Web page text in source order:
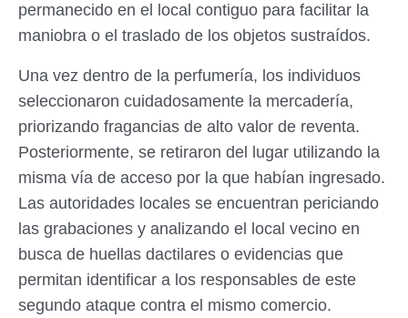
permanecido en el local contiguo para facilitar la
maniobra o el traslado de los objetos sustraídos.
Una vez dentro de la perfumería, los individuos
seleccionaron cuidadosamente la mercadería,
priorizando fragancias de alto valor de reventa.
Posteriormente, se retiraron del lugar utilizando la
misma vía de acceso por la que habían ingresado.
Las autoridades locales se encuentran periciando
las grabaciones y analizando el local vecino en
busca de huellas dactilares o evidencias que
permitan identificar a los responsables de este
segundo ataque contra el mismo comercio.